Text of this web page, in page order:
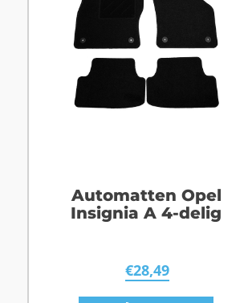
Automatten Opel
Insignia A 4-delig
€28,49